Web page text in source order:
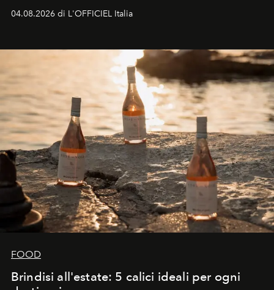
colonna sonora della stagione.
04.08.2026 di L'OFFICIEL Italia
FOOD
Brindisi all'estate: 5 calici ideali per ogni